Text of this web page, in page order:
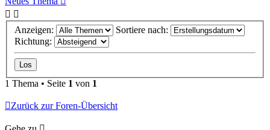
Anzeigen:
Sortiere nach:
Richtung:
1 Thema • Seite 1 von 1
Zurück zur Foren-Übersicht